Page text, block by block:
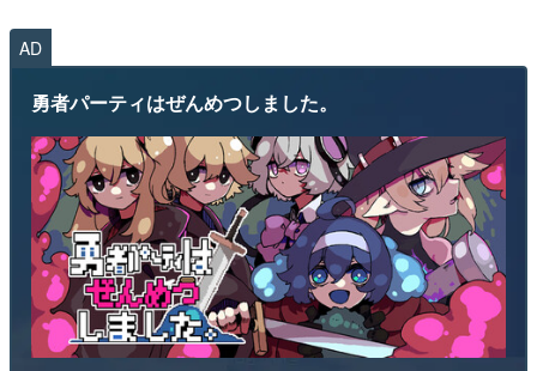
AD
勇者パーティはぜんめつしました。